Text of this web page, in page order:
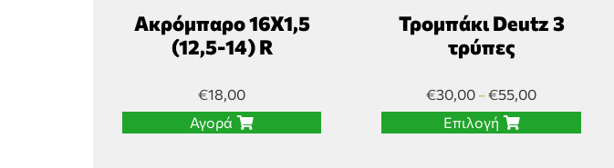
Ακρόμπαρο 16Χ1,5
(12,5-14) R
€18,00
Αγορά
Τρομπάκι Deutz 3
τρύπες
€30,00 –€55,00
Επιλογή